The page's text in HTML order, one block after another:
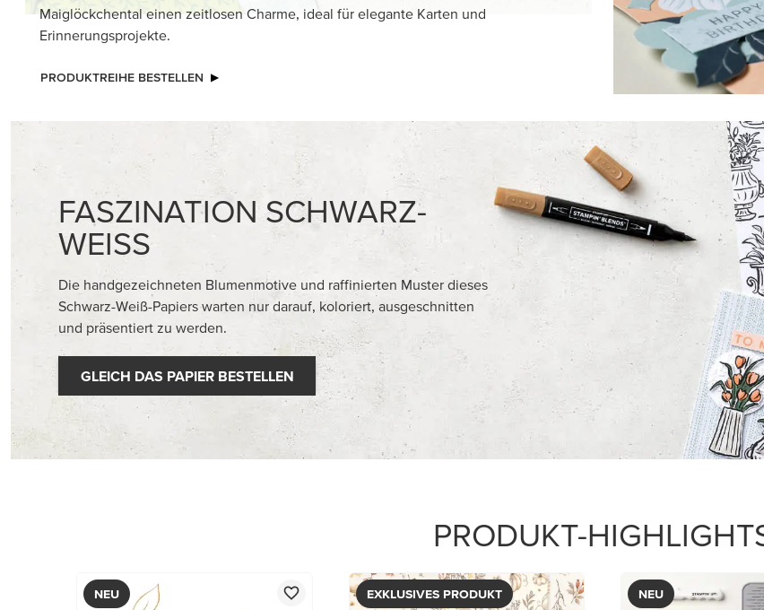
PRODUKT-
HEISSFOLIEN-STANZFORM
LEUCHTENDE NATUR
42,00 €
In den Warenkorb
EXKLUSIVES PRODUKT
BESONDERES DESIGNERPAPIER 12" X
12" (30,5 X 30,5 CM) HERBSTLIEBE
6,00 €
Ansehen
NEU
HEISSFOLIEN-SYSTEM
195,00 €
In den